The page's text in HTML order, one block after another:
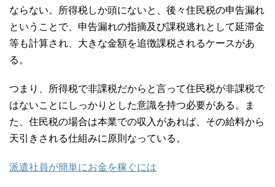
ならない。所得税しか頭にないと、後々住民税の申告漏れ
ということで、申告漏れの指摘及び課税逃れとして延滞金
等も計算され、大きな金額を追徴課税されるケースがあ
る。
つまり、所得税で非課税だからと言って住民税が非課税で
はないことにしっかりとした意識を持つ必要がある。ま
た、住民税の場合は本業での収入があれば、その給料から
天引きされる仕組みに原則なっている。
派遣社員が簡単にお金を稼ぐには